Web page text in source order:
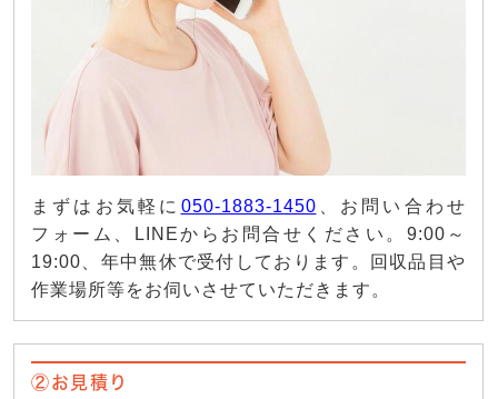
まずはお気軽に 050-1883-1450 、お問い合わせ
フォーム、LINEからお問合せください。9:00～
19:00、年中無休で受付しております。回収品目や
作業場所等をお伺いさせていただきます。
②お見積り